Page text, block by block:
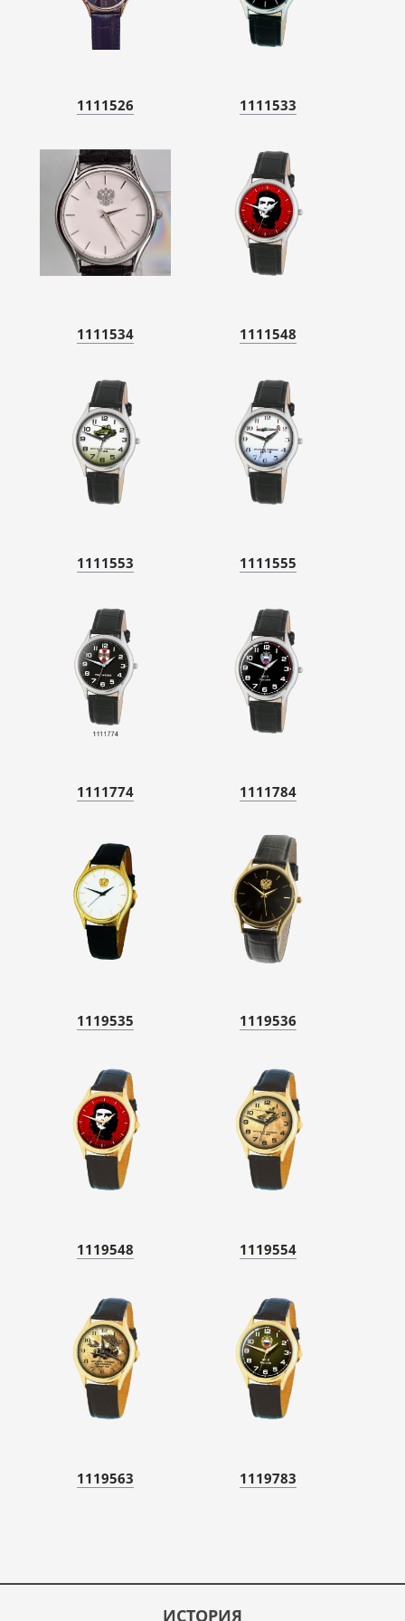
1111526 1111533
1111534 1111548
1111553 1111555
1111774 1111784
1119535 1119536
1119548 1119554
1119563 1119783
ИСТОРИЯ